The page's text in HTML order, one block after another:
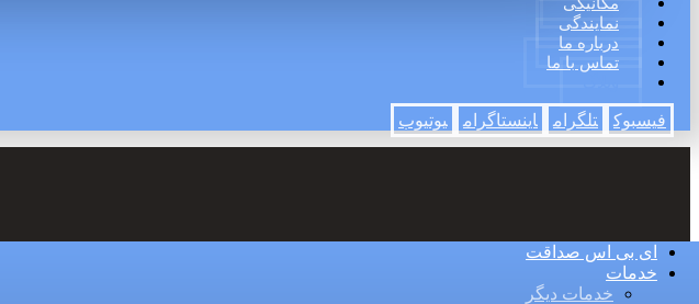
نمایندگی
درباره ما
تماس با ما
فیسبوک تلگرام اینستاگرام یوتیوب
ای بی اس صداقت
خدمات
خدمات دیگر